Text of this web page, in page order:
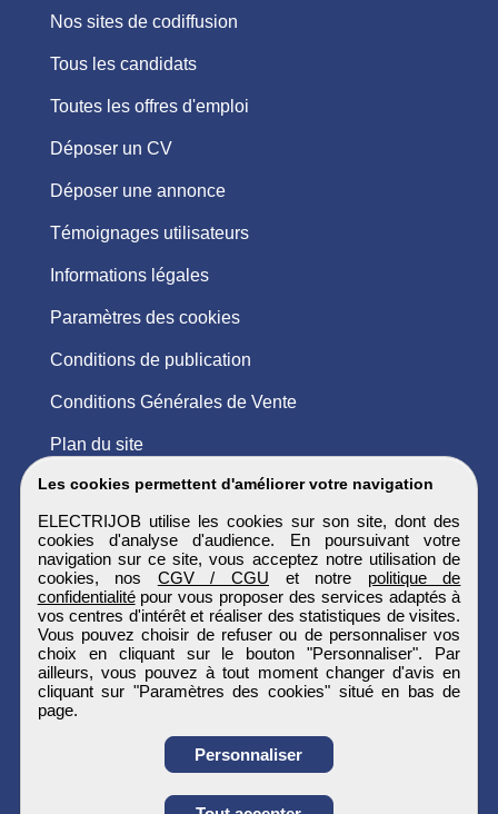
Obtenir ses
Les cookies permettent d'améliorer votre navigation
ELECTRIJOB utilise les cookies sur son site, dont des
cookies d'analyse d'audience. En poursuivant votre
navigation sur ce site, vous acceptez notre utilisation de
cookies, nos CGV / CGU et notre politique de
confidentialitépour vous proposer des services adaptés à
vos centres d'intérêt et réaliser des statistiques de visites.
Vous pouvez choisir de refuser ou de personnaliser vos
choix en cliquant sur le bouton "Personnaliser". Par
ailleurs, vous pouvez à tout moment changer d'avis en
cliquant sur "Paramètres des cookies" situé en bas de
page.
Personnaliser
Nos sites de codiffusion
Tous les candidats
Toutes les offres d'emploi
Déposer un CV
Déposer une annonce
Témoignages utilisateurs
Informations légales
Paramètres des cookies
Conditions de publication
Conditions Générales de Vente
Plan du site